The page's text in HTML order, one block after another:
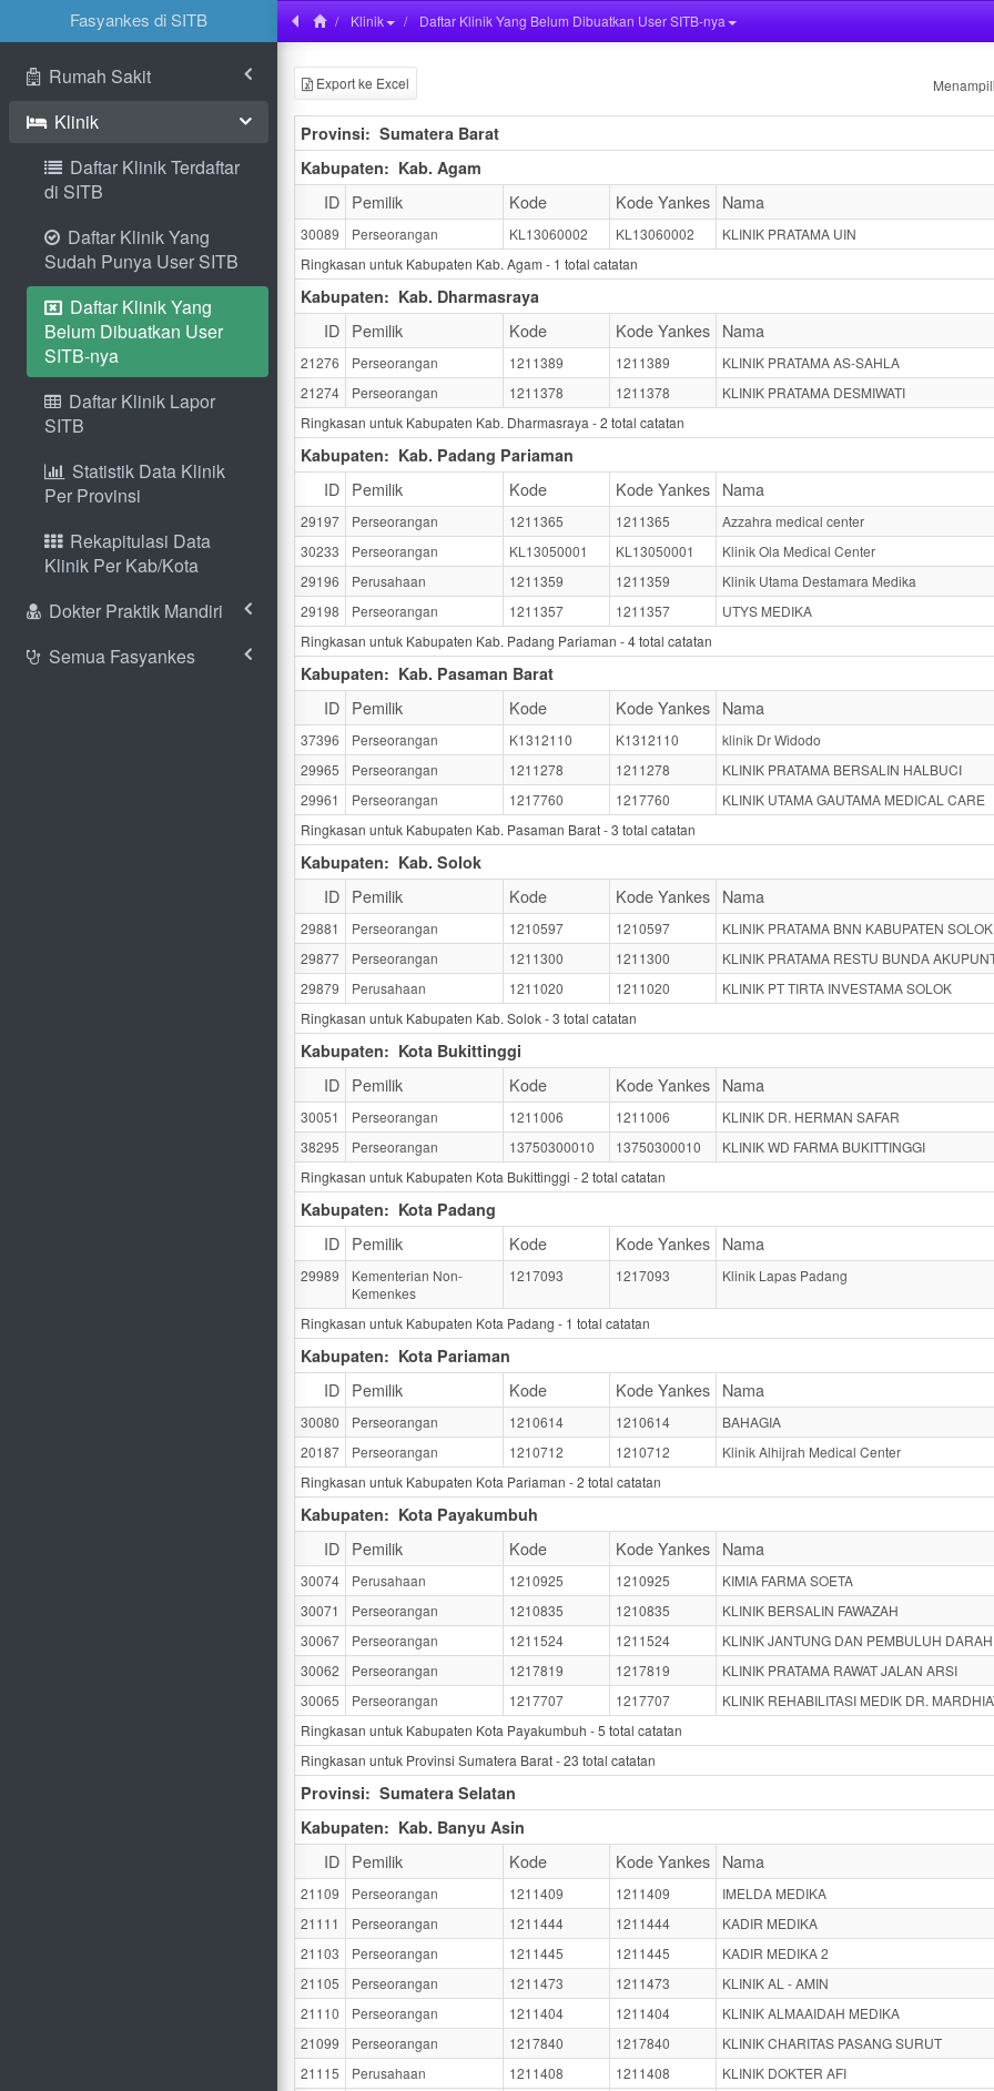
Fasyankes di SITB
Rumah Sakit
Klinik
Daftar Klinik Terdaftar
di SITB
Daftar Klinik Yang
Sudah Punya User SITB
Daftar Klinik Yang
Belum Dibuatkan User
SITB-nya
Daftar Klinik Lapor
SITB
Statistik Data Klinik
Per Provinsi
Rekapitulasi Data
Klinik Per Kab/Kota
Dokter Praktik Mandiri
Semua Fasyankes
Klinik Daftar Klinik Yang Belum Dibuatkan User SITB-nya
Export ke Excel
Provinsi: Sumatera Barat
Kabupaten: Kab. Agam
ID Pemilik Kode Kode Yankes Nama
30089 Perseorangan KL13060002 KL13060002
KLINIK PRATAMA UIN
Ringkasan untuk Kabupaten Kab. Agam - 1 total catatan
Kabupaten: Kab. Dharmasraya
ID Pemilik Kode Kode Yankes Nama
21276 Perseorangan 1211389 1211389
KLINIK PRATAMA AS-SAHLA
21274
Perseorangan 1211378 1211378
KLINIK PRATAMA DESMIWATI
Ringkasan untuk Kabupaten Kab. Dharmasraya -2 total catatan
Kabupaten: Kab. Padang Pariaman
ID Pemilik Kode Kode Yankes Nama
29197 Perseorangan 1211365 1211365
Azzahra medical center
30233
Perseorangan KL13050001 KL13050001
Klinik Ola Medical Center
29196
Perusahaan 1211359 1211359
Klinik Utama Destamara Medika
29198
Perseorangan 1211357 1211357
UTYS MEDIKA
Ringkasan untuk Kabupaten Kab. Padang Pariaman -4total catatan
Kabupaten: Kab. Pasaman Barat
ID Pemilik Kode Kode Yankes Nama
37396 Perseorangan K1312110 K1312110
klinik Dr Widodo
29965
Perseorangan 1211278 1211278
KLINIK PRATAMA BERSALIN HALBUCI
29961
Perseorangan 1217760 1217760
KLINIK UTAMA GAUTAMA MEDICAL CARE
Ringkasan untuk Kabupaten Kab. Pasaman Barat -3 total catatan
Kabupaten: Kab. Solok
ID Pemilik Kode Kode Yankes Nama
29881 Perseorangan 1210597 1210597
KLINIK PRATAMA BNN KABUPATEN SOLOK
29877
Perseorangan 1211300 1211300
KLINIK PRATAMA RESTU BUNDA
29879
Perusahaan 1211020 1211020
KLINIK PT TIRTA INVESTAMA SOLOK
Ringkasan untuk Kabupaten Kab. Solok -3 total catatan
Kabupaten: Kota Bukittinggi
ID Pemilik Kode Kode Yankes Nama
30051 Perseorangan 1211006 1211006
KLINIK DR. HERMAN SAFAR
38295
Perseorangan 13750300010 13750300010
KLINIK WD FARMA BUKITTINGGI
Ringkasan untuk Kabupaten Kota Bukittinggi -2 total catatan
Kabupaten: Kota Padang
ID Pemilik Kode Kode Yankes Nama
29989
Kementerian Non-
Kemenkes
1217093 1217093 Klinik Lapas Padang
Ringkasan untuk Kabupaten Kota Padang - 1 total catatan
Kabupaten: Kota Pariaman
ID Pemilik Kode Kode Yankes Nama
30080 Perseorangan 1210614 1210614
BAHAGIA
20187
Perseorangan 1210712 1210712
Klinik Alhijrah Medical Center
Ringkasan untuk Kabupaten Kota Pariaman -2 total catatan
Kabupaten: Kota Payakumbuh
ID Pemilik Kode Kode Yankes Nama
30074 Perusahaan 1210925 1210925
KIMIA FARMA SOETA
30071
Perseorangan 1210835 1210835
KLINIK BERSALIN FAWAZAH
30067
Perseorangan 1211524 1211524
KLINIK JANTUNG DAN PEMBULUH
30062
Perseorangan 1217819 1217819
KLINIK PRATAMA RAWAT JALAN ARSI
30065
Perseorangan 1217707 1217707
KLINIK REHABILITASI MEDIK DR.
Ringkasan untuk Kabupaten Kota Payakumbuh -5 total catatan
Ringkasan untuk Provinsi Sumatera Barat -23 total catatan
Provinsi: Sumatera Selatan
Kabupaten: Kab. Banyu Asin
ID Pemilik Kode Kode Yankes Nama
21109 Perseorangan 1211409 1211409
IMELDA MEDIKA
21111
Perseorangan 1211444 1211444
KADIR MEDIKA
21103
Perseorangan 1211445 1211445
KADIR MEDIKA 2
21105
Perseorangan 1211473 1211473
KLINIK AL - AMIN
21110
Perseorangan 1211404 1211404
KLINIK ALMAAIDAH MEDIKA
21099
Perseorangan 1217840 1217840
KLINIK CHARITAS PASANG SURUT
21115
Perusahaan 1211408 1211408
KLINIK DOKTER AFI